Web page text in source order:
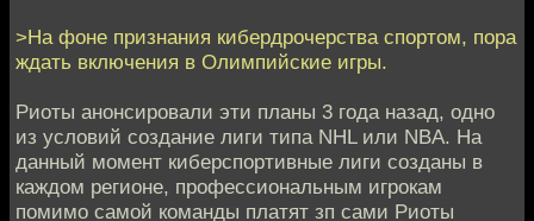
>На фоне признания кибердрочерства спортом, пора
ждать включения в Олимпийские игры.
Риоты анонсировали эти планы 3 года назад, одно
из условий создание лиги типа NHL или NBA. На
данный момент киберспортивные лиги созданы в
каждом регионе, профессиональным игрокам
помимо самой команды платят зп сами Риоты